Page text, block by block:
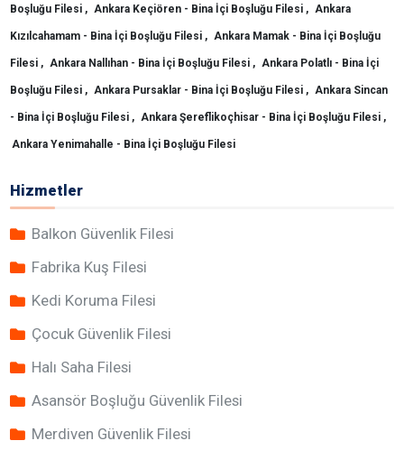
Boşluğu Filesi , Ankara Keçiören - Bina İçi Boşluğu Filesi , Ankara
Kızılcahamam - Bina İçi Boşluğu Filesi , Ankara Mamak - Bina İçi Boşluğu
Filesi , Ankara Nallıhan - Bina İçi Boşluğu Filesi , Ankara Polatlı - Bina İçi
Boşluğu Filesi , Ankara Pursaklar - Bina İçi Boşluğu Filesi , Ankara Sincan
- Bina İçi Boşluğu Filesi , Ankara Şereflikoçhisar - Bina İçi Boşluğu Filesi ,
Ankara Yenimahalle - Bina İçi Boşluğu Filesi
Hizmetler
Balkon Güvenlik Filesi
Fabrika Kuş Filesi
Kedi Koruma Filesi
Çocuk Güvenlik Filesi
Halı Saha Filesi
Asansör Boşluğu Güvenlik Filesi
Merdiven Güvenlik Filesi